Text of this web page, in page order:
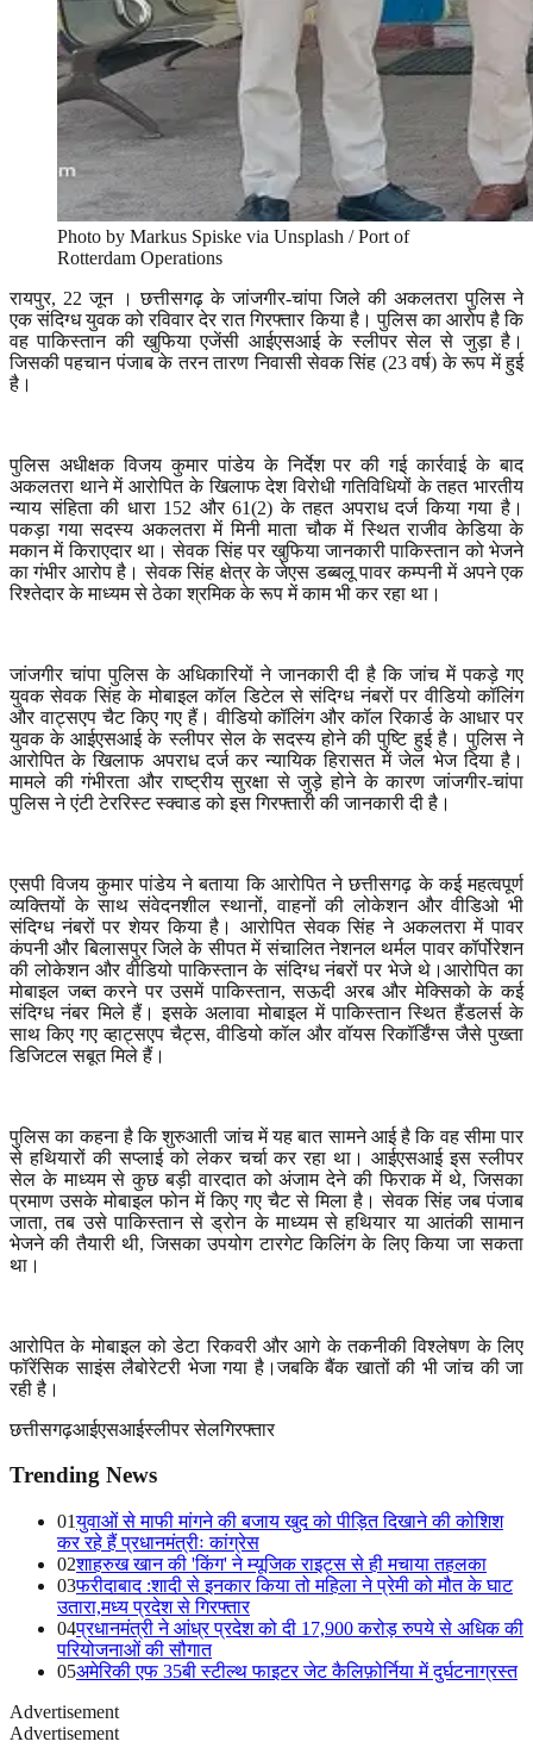
Photo by Markus Spiske via Unsplash / Port of
Rotterdam Operations
रायपुर, 22 जून । छत्तीसगढ़ के जांजगीर-चांपा जिले की अकलतरा पुलिस ने
एक संदिग्ध युवक को रविवार देर रात गिरफ्तार किया है। पुलिस का आरोप है कि
वह पाकिस्तान की खुफिया एजेंसी आईएसआई के स्लीपर सेल से जुड़ा है।
जिसकी पहचान पंजाब के तरन तारण निवासी सेवक सिंह (23वर्ष) के रूप में हुई
है।
पुलिस अधीक्षक विजय कुमार पांडेय के निर्देश पर की गई कार्रवाई के बाद
अकलतरा थाने में आरोपित के खिलाफ देश विरोधी गतिविधियों के तहत भारतीय
न्याय संहिता की धारा 152 और61(2)के तहत अपराध दर्ज किया गया है।
पकड़ा गया सदस्य अकलतरा में मिनी माता चौक में स्थित राजीव केडिया के
मकान में किराएदार था। सेवक सिंह पर खुफिया जानकारी पाकिस्तान को भेजने
का गंभीर आरोप है। सेवक सिंह क्षेत्र के जेएस डब्बलू पावर कम्पनी में अपने एक
रिश्तेदार के माध्यम से ठेका श्रमिक के रूप में काम भी कर रहा था।
जांजगीर चांपा पुलिस के अधिकारियों ने जानकारी दी है कि जांच में पकड़े गए
युवक सेवक सिंह के मोबाइल कॉल डिटेल से संदिग्ध नंबरों पर वीडियो कॉलिंग
और वाट्सएप चैट किए गए हैं। वीडियो कॉलिंग और कॉल रिकार्ड के आधार पर
युवक के आईएसआई के स्लीपर सेल के सदस्य होने की पुष्टि हुई है। पुलिस ने
आरोपित के खिलाफ अपराध दर्ज कर न्यायिक हिरासत में जेल भेज दिया है।
मामले की गंभीरता और राष्ट्रीय सुरक्षा से जुड़े होने के कारण जांजगीर-चांपा
पुलिस ने एंटी टेररिस्ट स्क्वाड को इस गिरफ्तारी की जानकारी दी है।
एसपी विजय कुमार पांडेय ने बताया कि आरोपित ने छत्तीसगढ़ के कई महत्वपूर्ण
व्यक्तियों के साथ संवेदनशील स्थानों,वाहनों की लोकेशन और वीडिओ भी
संदिग्ध नंबरों पर शेयर किया है। आरोपित सेवक सिंह ने अकलतरा में पावर
कंपनी और बिलासपुर जिले के सीपत में संचालित नेशनल थर्मल पावर कॉर्पोरेशन
की लोकेशन और वीडियो पाकिस्तान के संदिग्ध नंबरों पर भेजे थे।आरोपित का
मोबाइल जब्त करने पर उसमें पाकिस्तान,सऊदी अरब और मेक्सिको के कई
संदिग्ध नंबर मिले हैं। इसके अलावा मोबाइल में पाकिस्तान स्थित हैंडलर्स के
साथ किए गए व्हाट्सएप चैट्स,वीडियो कॉल और वॉयस रिकॉर्डिंग्स जैसे पुख्ता
डिजिटल सबूत मिले हैं।
पुलिस का कहना है कि शुरुआती जांच में यह बात सामने आई है कि वह सीमा पार
से हथियारों की सप्लाई को लेकर चर्चा कर रहा था। आईएसआई इस स्लीपर
सेल के माध्यम से कुछ बड़ी वारदात को अंजाम देने की फिराक में थे,जिसका
प्रमाण उसके मोबाइल फोन में किए गए चैट से मिला है। सेवक सिंह जब पंजाब
जाता,तब उसे पाकिस्तान से ड्रोन के माध्यम से हथियार या आतंकी सामान
भेजने की तैयारी थी,जिसका उपयोग टारगेट किलिंग के लिए किया जा सकता
था।
आरोपित के मोबाइल को डेटा रिकवरी और आगे के तकनीकी विश्लेषण के लिए
फॉरेंसिक साइंस लैबोरेटरी भेजा गया है।जबकि बैंक खातों की भी जांच की जा
रही है।
छत्तीसगढ़आईएसआईस्लीपर सेलगिरफ्तार
Trending News
01युवाओं से माफी मांगने की बजाय खुद को पीड़ित दिखाने की कोशिश
कर रहे हैं प्रधानमंत्रीः कांग्रेस
02शाहरुख खान की 'किंग' ने म्यूजिक राइट्स से ही मचाया तहलका
03फरीदाबाद :शादी से इनकार किया तो महिला ने प्रेमी को मौत के घाट
उतारा,मध्य प्रदेश से गिरफ्तार
04प्रधानमंत्री ने आंध्र प्रदेश को दी 17,900 करोड़ रुपये से अधिक की
परियोजनाओं की सौगात
05अमेरिकी एफ 35बी स्टील्थ फाइटर जेट कैलिफ़ोर्निया में दुर्घटनाग्रस्त
Advertisement
Advertisement